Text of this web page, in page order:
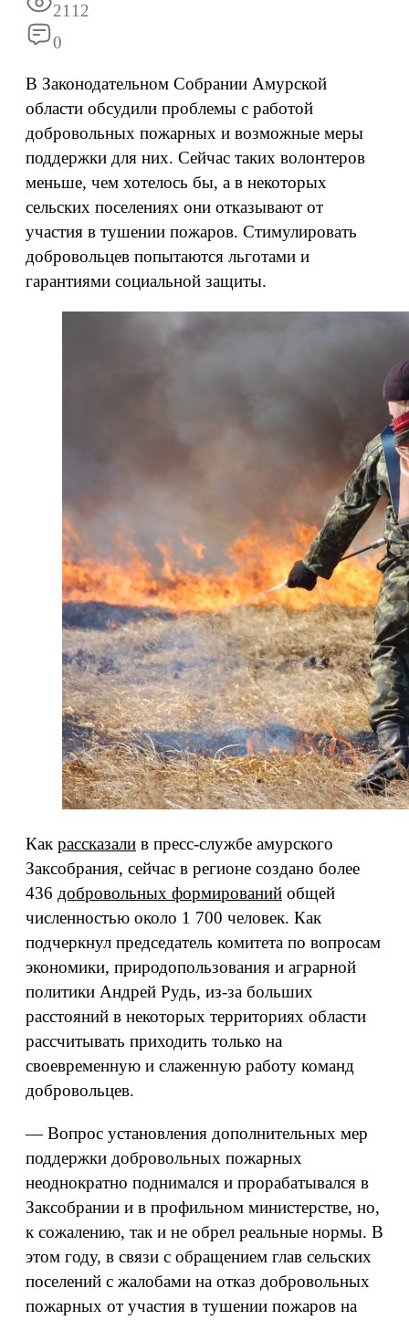
2112
0
В Законодательном Собрании Амурской
области обсудили проблемы с работой
добровольных пожарных и возможные меры
поддержки для них. Сейчас таких волонтеров
меньше, чем хотелось бы, а в некоторых
сельских поселениях они отказывают от
участия в тушении пожаров. Стимулировать
добровольцев попытаются льготами и
гарантиями социальной защиты.
Как рассказали в пресс-службе амурского
Заксобрания, сейчас в регионе создано более
436 добровольных формирований общей
численностью около 1 700 человек. Как
подчеркнул председатель комитета по вопросам
экономики, природопользования и аграрной
политики Андрей Рудь, из-за больших
расстояний в некоторых территориях области
рассчитывать приходить только на
своевременную и слаженную работу команд
добровольцев.
— Вопрос установления дополнительных мер
поддержки добровольных пожарных
неоднократно поднимался и прорабатывался в
Заксобрании и в профильном министерстве, но,
к сожалению, так и не обрел реальные нормы. В
этом году, в связи с обращением глав сельских
поселений с жалобами на отказ добровольных
пожарных от участия в тушении пожаров на